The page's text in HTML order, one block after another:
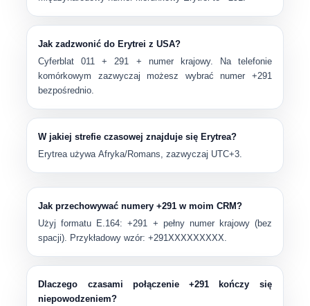
Jak zadzwonić do Erytrei z USA?
Cyferblat011 +291 + numer krajowy. Na telefonie
komórkowym zazwyczaj możesz wybrać numer +291
bezpośrednio.
W jakiej strefie czasowej znajduje się Erytrea?
Erytrea używaAfryka/Romans, zazwyczaj UTC+3.
Jak przechowywać numery +291 w moim CRM?
Użyj formatu E.164:+291 + pełny numer krajowy (bez
spacji). Przykładowy wzór:+291XXXXXXXXX.
Dlaczego czasami połączenie +291 kończy się
niepowodzeniem?